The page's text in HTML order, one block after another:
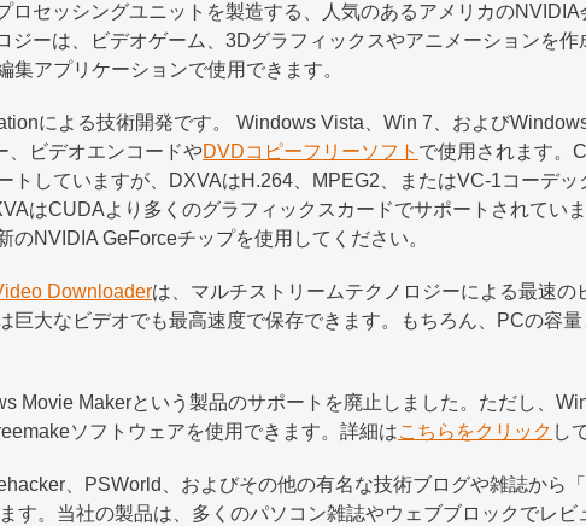
ロセッシングユニットを製造する、人気のあるアメリカの
ジーは、ビデオゲーム、3Dグラフィックスやアニメーションを
集アプリケーションで使用できます。
による技術開発です。 Windows Vista、Win 7、および
、ビデオエンコードやDVDコピーフリーソフト で使用されます。
トしていますが、DXVAはH.264、MPEG2、またはVC-1コーデ
はCUDAより多くのグラフィックスカードでサポートされてい
のNVIDIA GeForceチップを使用してください。
Downloaderは、マルチストリームテクノロジーによる最速の
巨大なビデオでも最高速度で保存できます。もちろん、PCの容
Movie Makerという製品のサポートを廃止しました。ただし、
ソフトウェアを使用できます。詳細はこちらをクリック し
、PSWorld、およびその他の有名な技術ブログや雑誌から
す。当社の製品は、多くのパソコン雑誌やウェブブロックでレ